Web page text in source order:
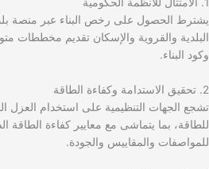
يشترط الحصول على رخص البناء عبر منصة
البلدية والقروية والإسكان تقديم مخططات
وكود البناء.
2. تحقيق الاستدامة وكفاءة الطاقة
تشجع الجهات التنظيمية على استخدام العزل
للطاقة، بما يتماشى مع معايير كفاءة الطاقة
للمواصفات والمقاييس والجودة.